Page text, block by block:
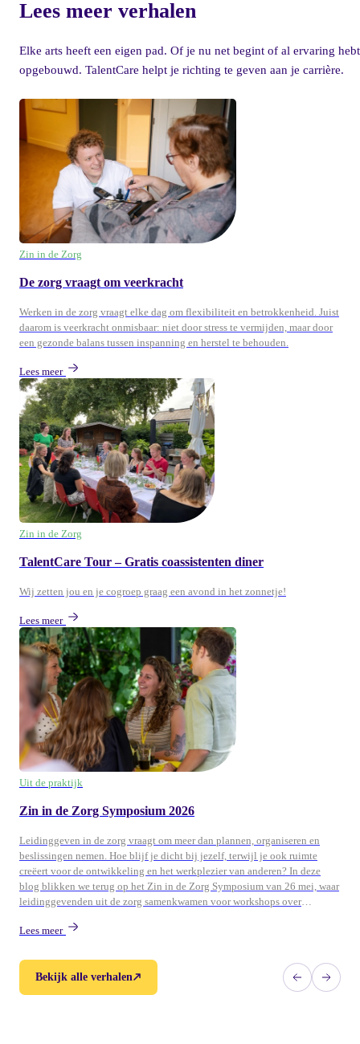
Lees meer verhalen
Elke arts heeft een eigen pad. Of je nu net begint of al ervaring hebt
opgebouwd. TalentCare helpt je richting te geven aan je carrière.
Zin in de Zorg
De zorg vraagt om veerkracht
Werken in de zorg vraagt elke dag om flexibiliteit en betrokkenheid. Juist
daarom is veerkracht onmisbaar: niet door stress te vermijden, maar door
een gezonde balans tussen inspanning en herstel te behouden.
Lees meer
Zin in de Zorg
TalentCare Tour – Gratis coassistenten diner
Wij zetten jou en je cogroep graag een avond in het zonnetje!
Lees meer
Uit de praktijk
Zin in de Zorg Symposium 2026
Leidinggeven in de zorg vraagt om meer dan plannen, organiseren en
beslissingen nemen. Hoe blijf je dicht bij jezelf, terwijl je ook ruimte
creëert voor de ontwikkeling en het werkplezier van anderen? In deze
blog blikken we terug op het Zin in de Zorg Symposium van 26 mei, waar
leidinggevenden uit de zorg samenkwamen voor workshops over
Lees meer
Bekijk alle verhalen